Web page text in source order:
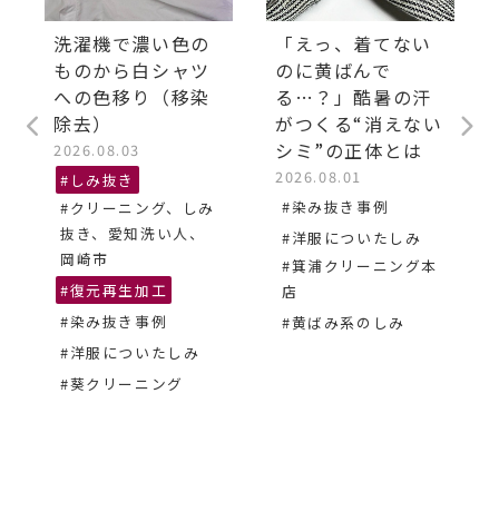
洗濯機で濃い色の
ものから白シャツ
への色移り（移染
除去）
2026.08.03
#しみ抜き
#クリーニング、しみ
抜き、愛知洗い人、
岡崎市
#復元再生加工
#染み抜き事例
#洋服についたしみ
#葵クリーニング
「えっ、着てない
のに黄ばんで
る…？」酷暑の汗
がつくる“消えない
シミ”の正体とは
2026.08.01
#染み抜き事例
#洋服についたしみ
#箕浦クリーニング本
店
#黄ばみ系のしみ